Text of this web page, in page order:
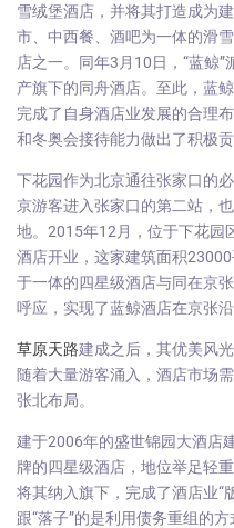
雪绒堡酒店，并将其打造成为
市、中西餐、酒吧为一体的滑
店之一。同年3月10日，“蓝鲸
产旗下的同舟酒店。至此，蓝
完成了自身酒店业发展的合理
和冬奥会接待能力做出了积极贡
下花园作为北京通往张家口的
京游客进入张家口的第二站，
地。2015年12月，位于下花园
酒店开业，这家建筑面积
于一体的四星级酒店与同在京
呼应，实现了蓝鲸酒店在京张沿
草原天路建成之后，其优美风
随着大量游客涌入，酒店市场
张北布局。
建于2006年的盛世锦园大酒店
牌的四星级酒店，地位举足轻
将其纳入旗下，完成了酒店业“
跟“落子”的是利用债务重组的